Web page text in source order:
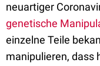
neuartiger
genetische
einzelne Teile
manipulieren, dass